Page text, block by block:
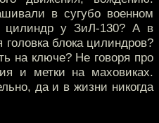
в сугубо военном
цилиндр у ЗиЛ-130? А в
головка блока цилиндров?
на ключе? Не говоря про
и метки на маховиках.
да и в жизни никогда